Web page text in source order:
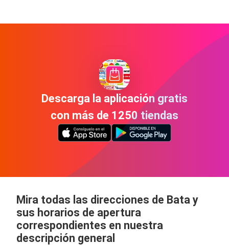
Descarga la aplicación gratis
con más de 1250 tiendas
Mira todas las direcciones de Bata y
sus horarios de apertura
correspondientes en nuestra
descripción general